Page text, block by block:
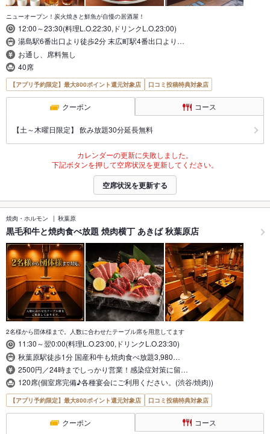
ニューオープン！炭火焼きと鮮魚が自慢の居酒屋！
12:00～23:30(料理L.O.22:30,ドリンクL.O.23:00)
湯島駅6番出口より徒歩2分 末広町駅4番出口より…
お通し、席料無し
40席
【アプリ予約限定】最大800ポイント還元対象店 口コミ投稿特典対象店
クーポン コース
【土～木曜日限定】 飲み放題30分延長無料
カレンダーの更新に失敗しました。
下記ボタンを押して空席状況を更新してください。
空席状況を更新する
焼肉・ホルモン 秋葉原
黒毛和牛と焼肉食べ放題 焼肉横丁 あきば 秋葉原店
2名様から団体様まで。人数に合わせたテーブル席を用意してます
11:30～翌0:00(料理L.O.23:00,ドリンクL.O.23:30)
秋葉原駅徒歩1分 国産和牛も焼肉食べ放題3,980…
2500円／24時までしっかり営業！感染症対策に留…
120席(個室席完備♪各種宴会にご利用ください。(渋谷/焼肉))
【アプリ予約限定】最大800ポイント還元対象店 口コミ投稿特典対象店
クーポン コース